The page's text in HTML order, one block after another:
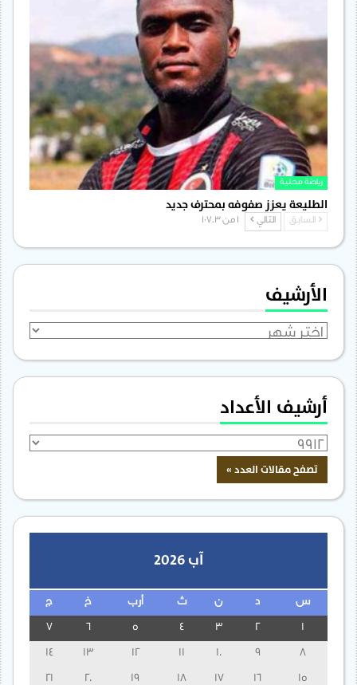
رياضة محلية
الطليعة يعزز صفوفه بمحترف جديد
السابق التالي
الأرشيف
الأرشيف
أرشيف الأعداد
آب 2026
س ن ث أرب خ ج
3
13
14
15
16
17
18
19
20
21